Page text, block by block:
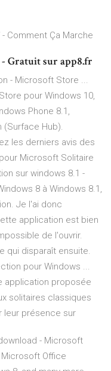
Comment Ça Marche
- Gratuit sur app8.fr
- Microsoft Store ...
pour Windows 10,
Phone 8.1,
(Surface Hub).
les derniers avis des
Microsoft Solitaire
sur windows 8.1 -
8 à Windows 8.1,
Je l'ai donc
application est bien
de l'ouvrir.
qui disparaît ensuite.
pour Windows ...
application proposée
solitaires classiques
leur présence sur
- Microsoft
Microsoft Office